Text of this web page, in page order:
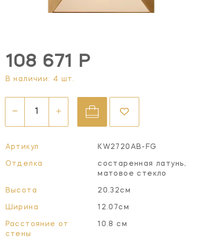
108 671 Р
В наличии: 4 шт.
Артикул KW2720AB-FG
Отделка
состаренная латунь,
матовое стекло
Высота 20.32см
Ширина 12.07см
Расстояние от
стены
10.8 см